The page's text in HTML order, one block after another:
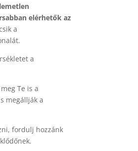
elérhetők az
a
a
Te is a
megállják a
fordulj hozzánk